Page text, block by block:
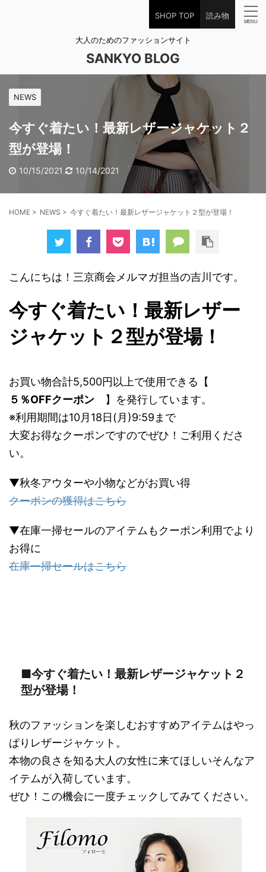
SHOP TOP 読み物
大人のためのファッションサイト
SANKYO BLOG
NEWS
今すぐ着たい！最新レザージャケット２
型が登場！
10/15/2021 10/14/2021
HOME > NEWS > 今すぐ着たい！最新レザージャケット２型が登場！
こんにちは！三京商会メルマガ担当の吉川です。
今すぐ着たい！最新レザー
ジャケット２型が登場！
お買い物合計5,500円以上で使用できる【
５％OFFクーポン 】を発行しています。
※利用期間は10月18日(月)9:59まで
大変お得なクーポンですのでぜひ！ご利用くださ
い。
▼秋冬アウターや小物などがお買い得
クーポンの獲得はこちら
▼在庫一掃セールのアイテムもクーポン利用でより
お得に
在庫一掃セールはこちら
■今すぐ着たい！最新レザージャケット２
型が登場！
秋のファッションを楽しむおすすめアイテムはやっ
ぱりレザージャケット。
本物の良さを知る大人の女性に来てほしいそんなア
イテムが入荷しています。
ぜひ！この機会に一度チェックしてみてください。